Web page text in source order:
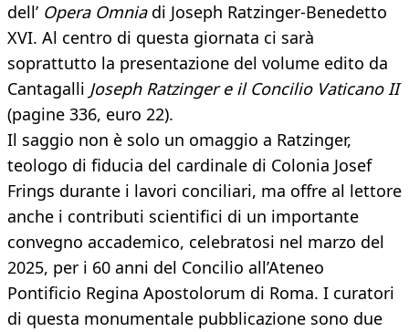
dell’ Opera Omniadi Joseph Ratzinger-Benedetto
XVI. Al centro di questa giornata ci sarà
soprattutto la presentazione del volume edito da
Cantagalli Joseph Ratzinger e il Concilio Vaticano II
(pagine 336, euro 22).
Il saggio non è solo un omaggio a Ratzinger,
teologo di fiducia del cardinale di Colonia Josef
Frings durante i lavori conciliari, ma offre al lettore
anche i contributi scientifici di un importante
convegno accademico, celebratosi nel marzo del
2025, per i 60 anni del Concilio all’Ateneo
Pontificio Regina Apostolorum di Roma. I curatori
di questa monumentale pubblicazione sono due